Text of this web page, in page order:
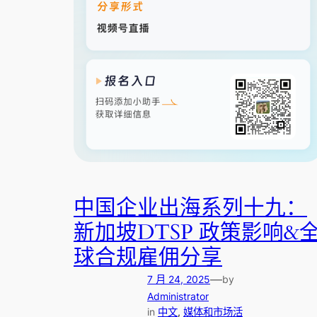
中国企业出海系列十九：
新加坡DTSP 政策影响&
球合规雇佣分享
7 月 24, 2025—by
Administrator
in 中文, 媒体和市场活